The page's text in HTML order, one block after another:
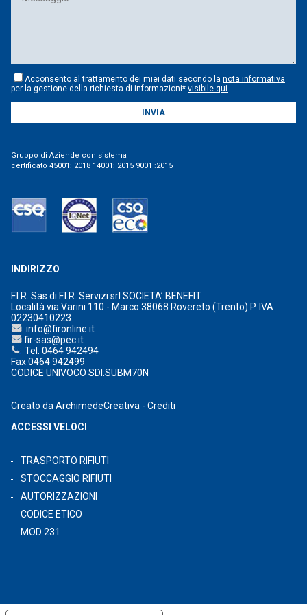
Acconsento al trattamento dei miei dati secondo la nota informativa
per la gestione della richiesta di informazioni* visibile qui
INVIA
Gruppo di Aziende con sistema
certificato 45001: 2018 14001: 2015 9001 :2015
INDIRIZZO
F.I.R. Sas di F.I.R. Servizi srl SOCIETA’ BENEFIT
Località via Varini 110 - Marco 38068 Rovereto (Trento) P. IVA
02230410223
info@fironline.it
fir-sas@pec.it
Tel. 0464 942494
Fax 0464 942499
CODICE UNIVOCO SDI:SUBM70N
Creato daArchimedeCreativa - Crediti
ACCESSI VELOCI
TRASPORTO RIFIUTI
STOCCAGGIO RIFIUTI
AUTORIZZAZIONI
CODICE ETICO
MOD 231